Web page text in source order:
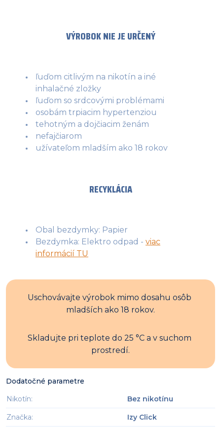
VÝROBOK NIE JE URČENÝ
ľuďom citlivým na nikotín a iné
inhalačné zložky
ľuďom so srdcovými problémami
osobám trpiacim hypertenziou
tehotným a dojčiacim ženám
nefajčiarom
užívateľom mladším ako 18 rokov
RECYKLÁCIA
Obal bezdymky: Papier
Bezdymka: Elektro odpad - viac
informácií TU
Uschovávajte výrobok mimo dosahu osôb
mladších ako 18 rokov.
Skladujte pri teplote do 25 °C a v suchom
prostredí.
Dodatočné parametre
Nikotín: Bez nikotínu
Značka: Izy Click